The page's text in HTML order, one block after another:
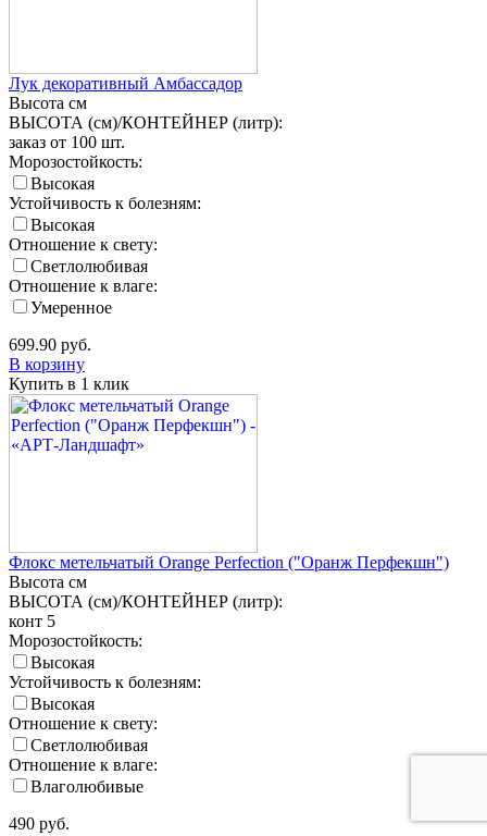
Лук декоративный Амбассадор
Высота см
ВЫСОТА (см)/КОНТЕЙНЕР (литр):
заказ от 100 шт.
Морозостойкость:
Высокая
Устойчивость к болезням:
Высокая
Отношение к свету:
Светлолюбивая
Отношение к влаге:
Умеренное
699.90 руб.
В корзину
Купить в 1 клик
Флокс метельчатый Orange Perfection ("Оранж Перфекшн")
Высота см
ВЫСОТА (см)/КОНТЕЙНЕР (литр):
конт 5
Морозостойкость:
Высокая
Устойчивость к болезням:
Высокая
Отношение к свету:
Светлолюбивая
Отношение к влаге:
Влаголюбивые
490 руб.